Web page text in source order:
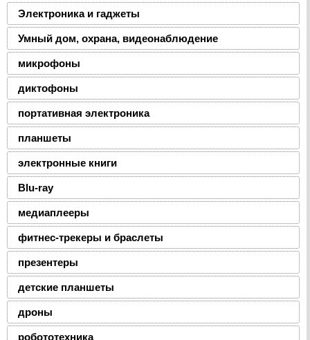
Электроника и гаджеты
Умный дом, охрана, видеонаблюдение
микрофоны
диктофоны
портативная электроника
планшеты
электронные книги
Blu-ray
медиаплееры
фитнес-трекеры и браслеты
презентеры
детские планшеты
дроны
робототехника